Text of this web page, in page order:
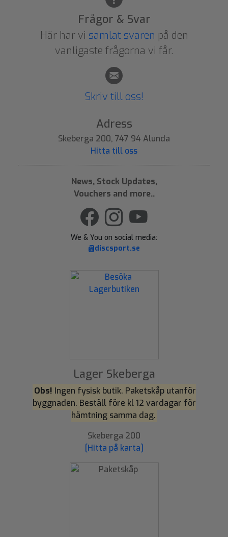
Frågor & Svar
Här har vi samlat svaren på den
vanligaste frågorna vi får.
Skriv till oss!
Adress
Skeberga 200, 747 94 Alunda
Hitta till oss
News, Stock Updates,
Vouchers and more..
We & You on social media:
@discsport.se
Lager Skeberga
Obs! Ingen fysisk butik. Paketskåp utanför
byggnaden. Beställ före kl 12 vardagar för
hämtning samma dag.
Skeberga 200
[Hitta på karta]